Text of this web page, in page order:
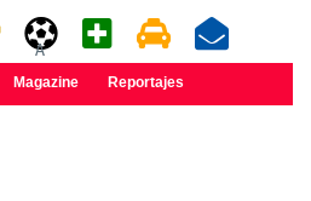
A
Magazine Reportajes